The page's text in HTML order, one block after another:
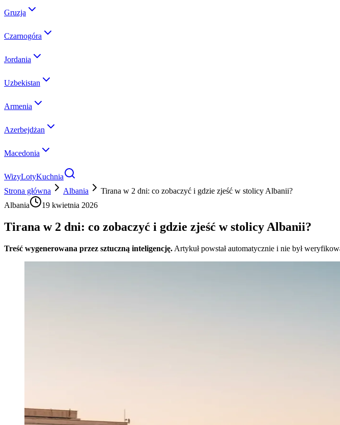
Gruzja
Czarnogóra
Jordania
Uzbekistan
Armenia
Azerbejdżan
Macedonia
WizyLotyKuchnia
Strona główna
Albania
Tirana w 2 dni: co zobaczyć i gdzie zjeść w stolicy Albanii?
Albania
19 kwietnia 2026
Tirana w 2 dni: co zobaczyć i gdzie zjeść w stolicy Albanii?
Treść wygenerowana przez sztuczną inteligencję. Artykuł powstał automatycznie i nie był